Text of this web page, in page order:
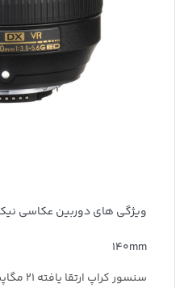
140mm
سنسور کراپ ارتقا یافته 21 مگاپیکسلی CMOS